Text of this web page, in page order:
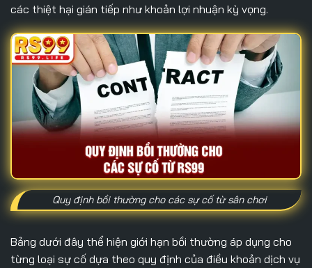
các thiệt hại gián tiếp như khoản lợi nhuận kỳ vọng.
Quy định bồi thường cho các sự cố từ sân chơi
Bảng dưới đây thể hiện giới hạn bồi thường áp dụng cho
từng loại sự cố dựa theo quy định của điều khoản dịch vụ